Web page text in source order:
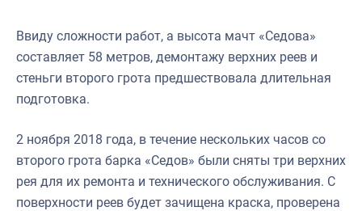
Ввиду сложности работ, а высота мачт «Седова»
составляет 58 метров, демонтажу верхних реев и
стеньги второго грота предшествовала длительная
подготовка.
2 ноября 2018 года, в течение нескольких часов со
второго грота барка «Седов» были сняты три верхних
рея для их ремонта и технического обслуживания. С
поверхности реев будет зачищена краска, проверена